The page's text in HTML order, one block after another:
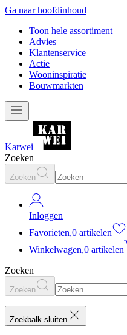
Ga naar hoofdinhoud
Toon hele assortiment
Advies
Klantenservice
Actie
Wooninspiratie
Bouwmarkten
Karwei
Zoeken
Zoeken
Inloggen
Favorieten,0 artikelen
Winkelwagen,0 artikelen
Zoeken
Zoeken
Zoekbalk sluiten